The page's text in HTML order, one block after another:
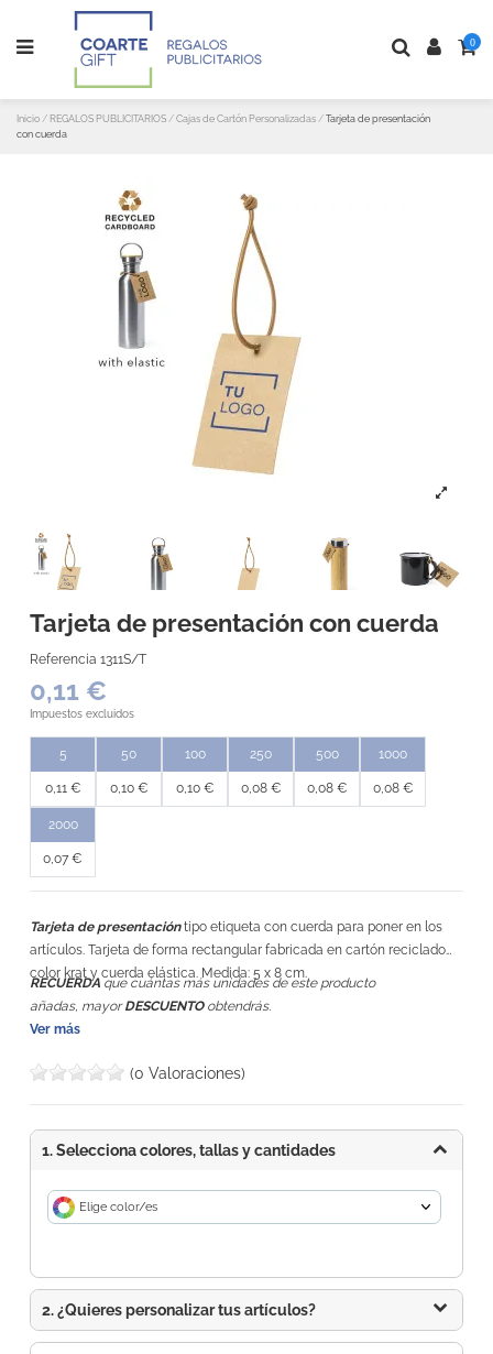
0
Inicio REGALOS PUBLICITARIOS Cajas de Cartón Personalizadas
Tarjeta de presentación
con cuerda
Tarjeta de presentación con cuerda
Referencia 1311S/T
0,11 €
Impuestos excluidos
5
0,11 €
50
0,10 €
100
0,10 €
250
0,08 €
500
0,08 €
1000
0,08 €
2000
0,07 €
Tarjeta de presentacióntipo etiqueta con cuerda para poner en los
artículos. Tarjeta de forma rectangular fabricada en cartón reciclado
color krat y cuerda elástica. Medida: 5 x 8 cm.
RECUERDA que cuántas más unidades de este producto
añadas, mayorDESCUENTOobtendrás.
Ver más
(0 Valoraciones)
1. Selecciona colores, tallas y cantidades
Elige color/es
2. ¿Quieres personalizar tus artículos?